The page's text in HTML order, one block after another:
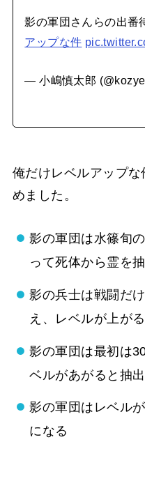
影の軍団さんらの出番
アップな件
— 小嶋慎太郎
俺だけレベルアップな
めました。
影の軍団は水篠旬
って死体から霊を
影の兵士は戦闘だ
え、レベルが上が
影の軍団は最初は
ベルがあがると抽
影の軍団はレベル
になる